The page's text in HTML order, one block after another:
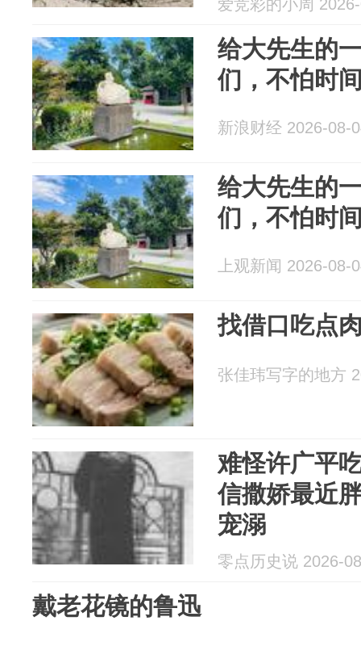
爱竞彩的小周
给大先生的
们，不怕时
新浪财经 2026-08-
给大先生的
们，不怕时
上观新闻 2026-08-
找借口吃点
张佳玮写字的地方
难怪许广平
信撒娇最近
宠溺
零点历史说 2026-
戴老花镜的鲁迅